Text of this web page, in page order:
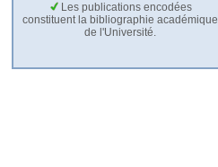
Les publications encodées
constituent la bibliographie académique
de l'Université.